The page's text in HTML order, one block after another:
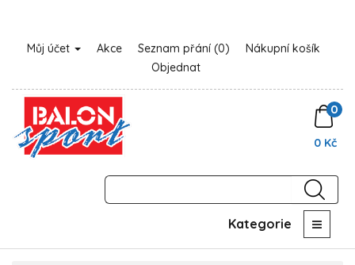
Můj účet Akce Seznam přání (0)
Nákupní košík
Objednat
0
0 Kč
Kategorie